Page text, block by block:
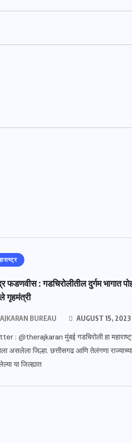
फडणवीस : गडचिरोलीतील दुर्गम भागात
गृहमंत्री
BUREAU AUGUST 15, 2023
: @therajkaran मुंबई गडचिरोली हा
असलेला जिल्हा. छत्तीसगढ आणि तेलंगणा
या जिल्ह्यात